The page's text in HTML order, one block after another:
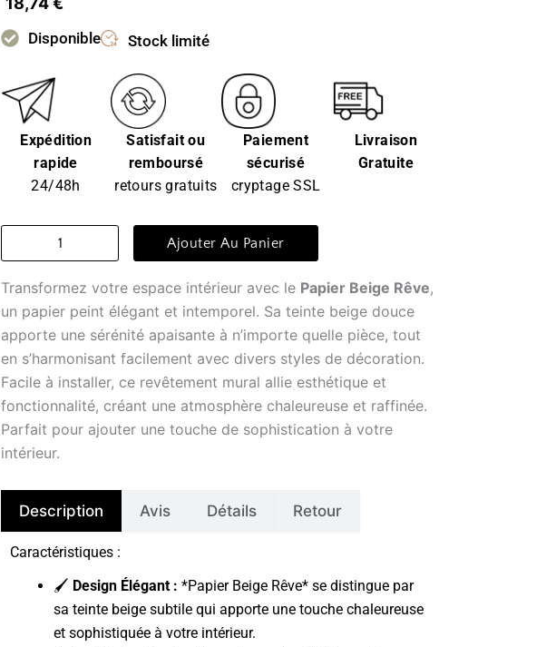
Disponible Stock limité
Expédition
rapide
24/48h
Satisfait ou
remboursé
retours gratuits
Paiement
sécurisé
cryptage SSL
Livraison
Gratuite
quantité
cadeau
-
papier
beige
rêve
Ajouter Au Panier
Transformez votre espace intérieur avec le Papier Beige Rêve,
un papier peint élégant et intemporel. Sa teinte beige douce
apporte une sérénité apaisante à n’importe quelle pièce, tout
en s’harmonisant facilement avec divers styles de décoration.
Facile à installer, ce revêtement mural allie esthétique et
fonctionnalité, créant une atmosphère chaleureuse et raffinée.
Parfait pour ajouter une touche de sophistication à votre
intérieur.
Description Avis Détails Retour
Caractéristiques :
🖌️ Design Élégant : *Papier Beige Rêve* se distingue par
sa teinte beige subtile qui apporte une touche chaleureuse
et sophistiquée à votre intérieur.